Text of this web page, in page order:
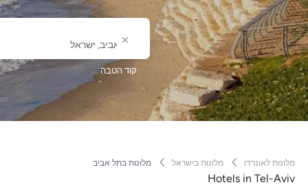
שם עיר או מלון
קוד הטבה
מלונות לאונרדו מלונות בישראל מלונות בתל אביב
Hotels in Tel-Aviv